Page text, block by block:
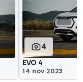
4
EVO 4
14 nov 2023